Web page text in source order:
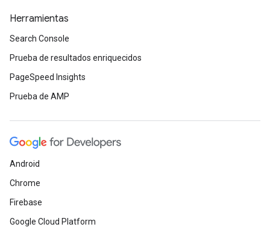
Herramientas
Search Console
Prueba de resultados enriquecidos
PageSpeed Insights
Prueba de AMP
Android
Chrome
Firebase
Google Cloud Platform